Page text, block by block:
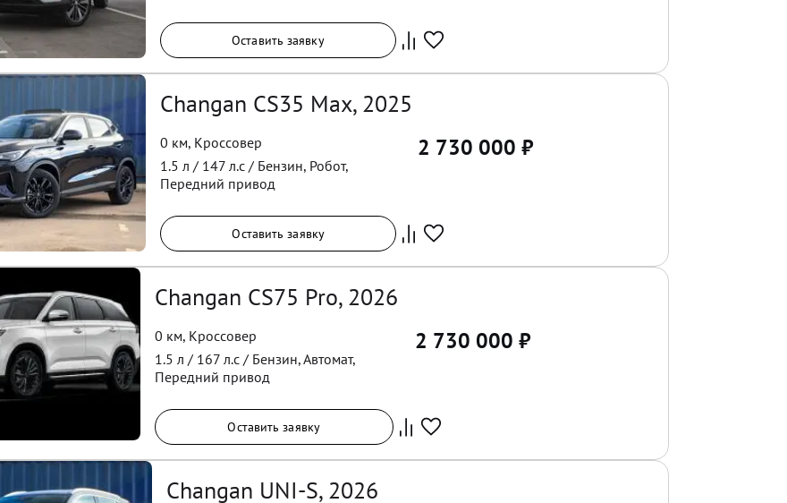
Оставить заявку
Changan CS35 Max, 2025
0 км, Кроссовер
1.5 л / 147 л.с / Бензин, Робот,
Передний привод
2 730 000 ₽
Оставить заявку
Changan CS75 Pro, 2026
0 км, Кроссовер
1.5 л / 167л.с / Бензин,Автомат,
Передний привод
2 730 000 ₽
Оставить заявку
Changan UNI-S, 2026